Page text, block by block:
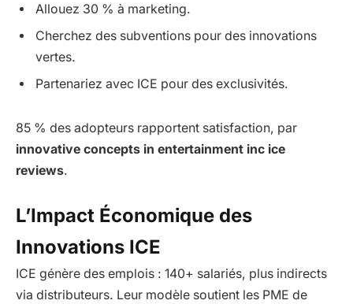
Allouez 30 % à marketing.
Cherchez des subventions pour des innovations
vertes.
Partenariez avec ICE pour des exclusivités.
85 % des adopteurs rapportent satisfaction, par
innovative concepts in entertainment inc ice
reviews.
L’Impact Économique des
Innovations ICE
ICE génère des emplois : 140+ salariés, plus indirects
via distributeurs. Leur modèle soutient les PME de